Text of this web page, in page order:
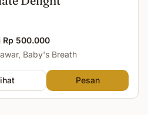
Rp 500.000
Baby's Breath
Pesan